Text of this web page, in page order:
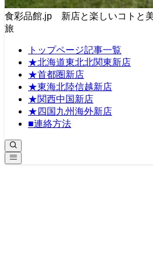
食彩品館.jp 新店と楽しいコトと
旅
トップページ記事一覧
★北海道東北北関東新店
★首都圏新店
★東海北陸信越新店
★関西中国新店
★四国九州海外新店
■連絡方法